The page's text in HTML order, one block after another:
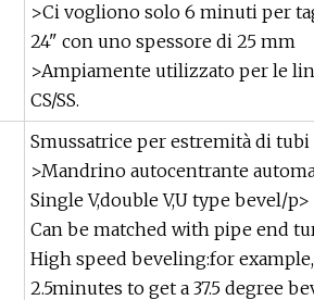
>Ci vogliono solo 6 minuti per
24" con uno spessore di 25 mm
>Ampiamente utilizzato per le
CS/SS.
Smussatrice per estremità di tubi
>Mandrino autocentrante
Single V,double V,U type bevel/p>
Can be matched with pipe end
High speed beveling:for
2.5minutes to get a 37.5 degree